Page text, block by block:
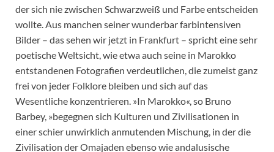
der sich nie zwischen Schwarzweiß und Farbe entscheiden
wollte. Aus manchen seiner wunderbar farbintensiven
Bilder – das sehen wir jetzt in Frankfurt – spricht eine sehr
poetische Weltsicht, wie etwa auch seine in Marokko
entstandenen Fotografien verdeutlichen, die zumeist ganz
frei von jeder Folklore bleiben und sich auf das
Wesentliche konzentrieren. »In Marokko«, so Bruno
Barbey, »begegnen sich Kulturen und Zivilisationen in
einer schier unwirklich anmutenden Mischung, in der die
Zivilisation der Omajaden ebenso wie andalusische